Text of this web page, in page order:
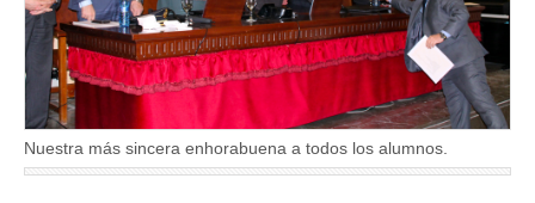
Nuestra más sincera enhorabuena a todos los alumnos.